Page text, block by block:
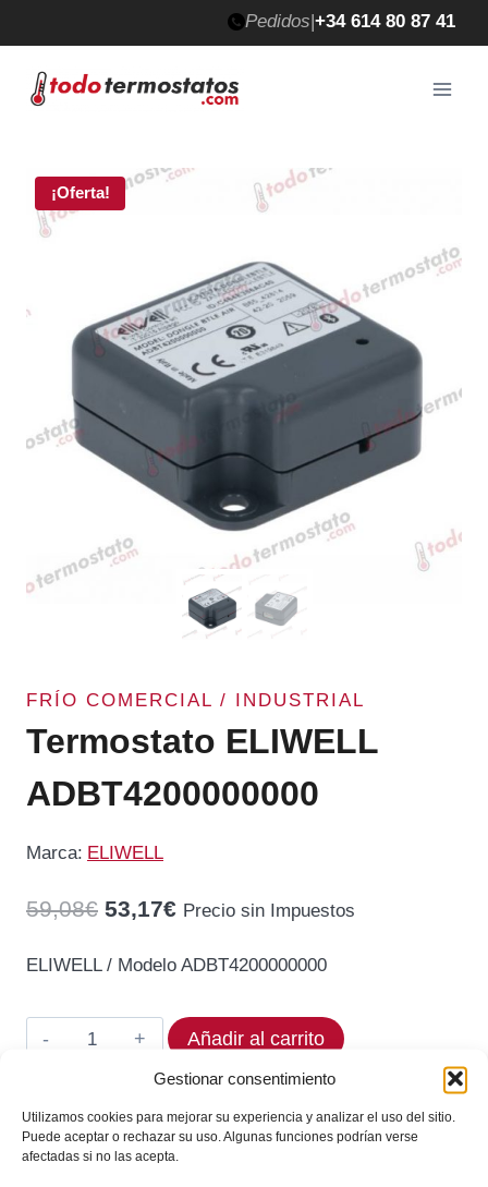
Gestionar consentimiento
Utilizamos cookies para mejorar su experiencia y analizar el uso del sitio.
Puede aceptar o rechazar su uso. Algunas funciones podrían verse
afectadas si no las acepta.
al
contenido
Pedidos|+34 614 80 87 41
¡Oferta!
FRÍO COMERCIAL / INDUSTRIAL
Termostato ELIWELL
ADBT4200000000
Marca: ELIWELL
59,08€ El
era:
59,08€.
53,17€El
es:
53,17€.
Precio sin Impuestos
ELIWELL / Modelo ADBT4200000000
Termostato
ADBT4200000000
cantidad
Añadir al carrito
¡Envíos en 24 / 72 horas!